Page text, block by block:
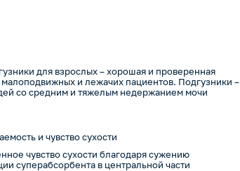
для взрослых – хорошая и проверенная
и лежачих пациентов. Подгузники –
со средним и тяжелым недержанием мочи
и чувство сухости
чувство сухости благодаря сужению
суперабсорбента в центральной части